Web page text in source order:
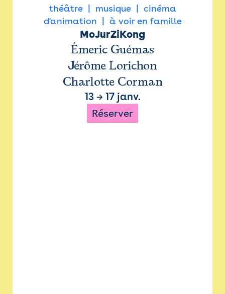
théâtre musique
cinéma
d'animation
à voir en famille
MoJurZiKong
Émeric Guémas
Jérôme Lorichon
Charlotte Corman
13→ 17 janv.
Réserver